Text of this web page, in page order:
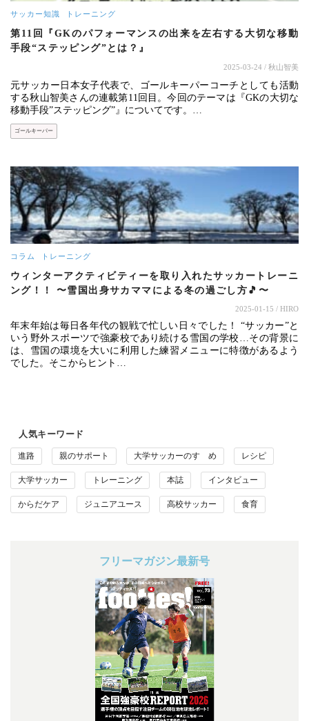
サッカー知識 トレーニング
第11回『GKのパフォーマンスの出来を左右する大切な移動
手段“ステッピング”とは？』
2025-03-24 / 秋山智美
元サッカー日本女子代表で、ゴールキーパーコーチとしても活動
する秋山智美さんの連載第11回目。今回のテーマは『GKの大切な
移動手段”ステッピング”』についてです。…
ゴールキーパー
コラム トレーニング
ウィンターアクティビティーを取り入れたサッカートレーニ
ング！！ 〜雪国出身サカママによる冬の過ごし方🎵〜
2025-01-15 / HIRO
年末年始は毎日各年代の観戦で忙しい日々でした！ “サッカー”と
いう野外スポーツで強豪校であり続ける雪国の学校…その背景に
は、雪国の環境を大いに利用した練習メニューに特徴があるよう
でした。そこからヒント…
人気キーワード
進路 親のサポート 大学サッカーのすゝめ レシピ
大学サッカー トレーニング 本誌 インタビュー
からだケア ジュニアユース 高校サッカー 食育
フリーマガジン最新号